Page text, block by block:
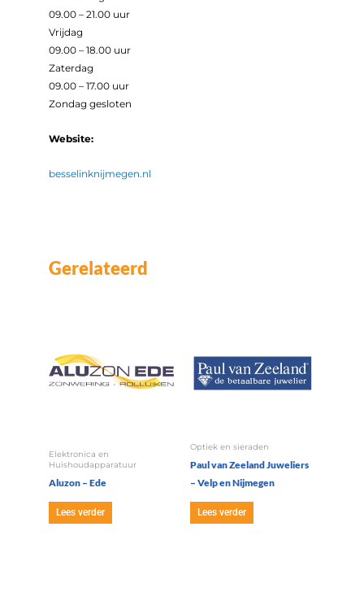
09.00 – 21.00 uur
Vrijdag
09.00 – 18.00 uur
Zaterdag
09.00 – 17.00 uur
Zondag gesloten
Website:
besselinknijmegen.nl
Gerelateerd
Elektronica en
Huishoudapparatuur
Aluzon – Ede
Lees verder
Optiek en sieraden
Paul van Zeeland Juweliers
– Velp en Nijmegen
Lees verder